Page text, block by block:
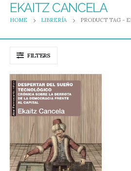
EKAITZ CANCELA
HOME LIBRERÍA PRODUCT TAG -
FILTERS